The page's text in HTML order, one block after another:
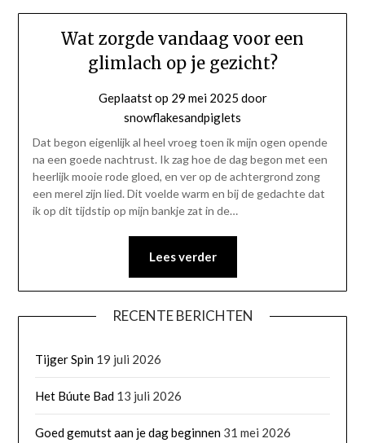
Wat zorgde vandaag voor een
glimlach op je gezicht?
Geplaatst op 29 mei 2025 door
snowflakesandpiglets
Dat begon eigenlijk al heel vroeg toen ik mijn ogen opende
na een goede nachtrust. Ik zag hoe de dag begon met een
heerlijk mooie rode gloed, en ver op de achtergrond zong
een merel zijn lied. Dit voelde warm en bij de gedachte dat
ik op dit tijdstip op mijn bankje zat in de…
Lees verder
RECENTE BERICHTEN
Tijger Spin 19 juli 2026
Het Búute Bad 13 juli 2026
Goed gemutst aan je dag beginnen 31 mei 2026